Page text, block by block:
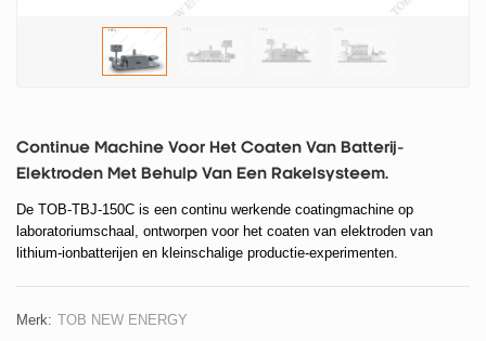
Continue Machine Voor Het Coaten Van Batterij-
Elektroden Met Behulp Van Een Rakelsysteem.
De TOB-TBJ-150C is een continu werkende coatingmachine op
laboratoriumschaal, ontworpen voor het coaten van elektroden van
lithium-ionbatterijen en kleinschalige productie-experimenten.
Merk: TOB NEW ENERGY